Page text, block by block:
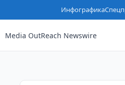
Инфографика
Media OutReach Newswire